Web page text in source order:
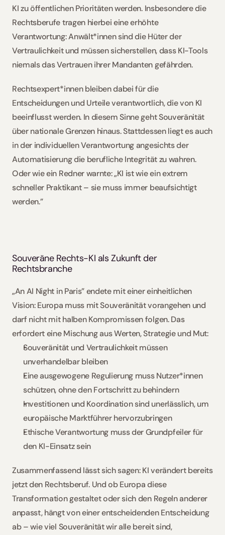
KI zu öffentlichen Prioritäten werden. Insbesondere die
Rechtsberufe tragen hierbei eine erhöhte
Verantwortung: Anwält*innen sind die Hüter der
Vertraulichkeit und müssen sicherstellen, dass KI-Tools
niemals das Vertrauen ihrer Mandanten gefährden.
Rechtsexpert*innen bleiben dabei für die
Entscheidungen und Urteile verantwortlich, die von KI
beeinflusst werden. In diesem Sinne geht Souveränität
über nationale Grenzen hinaus. Stattdessen liegt es auch
in der individuellen Verantwortung angesichts der
Automatisierung die berufliche Integrität zu wahren.
Oder wie ein Redner warnte: „KI ist wie ein extrem
schneller Praktikant – sie muss immer beaufsichtigt
werden.”
Souveräne Rechts-KI als Zukunft der
Rechtsbranche
„An AI Night in Paris” endete mit einer einheitlichen
Vision: Europa muss mit Souveränität vorangehen und
darf nicht mit halben Kompromissen folgen. Das
erfordert eine Mischung aus Werten, Strategie und Mut:
Souveränität und Vertraulichkeit müssen
unverhandelbar bleiben
Eine ausgewogene Regulierung muss Nutzer*innen
schützen, ohne den Fortschritt zu behindern
Investitionen und Koordination sind unerlässlich, um
europäische Marktführer hervorzubringen
Ethische Verantwortung muss der Grundpfeiler für
den KI-Einsatz sein
Zusammenfassend lässt sich sagen: KI verändert bereits
jetzt den Rechtsberuf. Und ob Europa diese
Transformation gestaltet oder sich den Regeln anderer
anpasst, hängt von einer entscheidenden Entscheidung
ab – wie viel Souveränität wir alle bereit sind,